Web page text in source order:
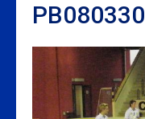
PB080330